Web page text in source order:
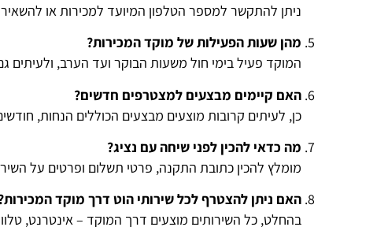
ניתן להתקשר למספר הטלפון המיועד למכירות או
מהן שעות הפעילות של מוקד המכירות?
המוקד פעיל בימי חול משעות הבוקר ועד הערב, ולעיתים
האם קיימים מבצעים למצטרפים חדשים?
כן, לעיתים קרובות מוצעים מבצעים הכוללים הנחות,
מה כדאי להכין לפני שיחה עם נציג?
מומלץ להכין כתובת התקנה, פרטי תשלום ופרטים על
האם ניתן להצטרף לכל שירותי הוט דרך מוקד
בהחלט, כל השירותים מוצעים דרך המוקד – אינטרנט,